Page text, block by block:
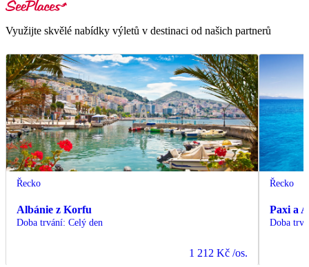
Využijte skvělé nabídky výletů v destinaci od našich partnerů
Řecko
Albánie z Korfu
Doba trvání: Celý den
1 212 Kč /os.
Řecko
Paxi a
Doba